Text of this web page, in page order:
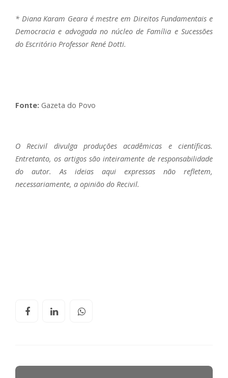
* Diana Karam Geara é mestre em Direitos Fundamentais e
Democracia e advogada no núcleo de Família e Sucessões
do Escritório Professor René Dotti.
Fonte: Gazeta do Povo
O Recivil divulga produções acadêmicas e científicas.
Entretanto, os artigos são inteiramente de responsabilidade
do autor. As ideias aqui expressas não refletem,
necessariamente, a opinião do Recivil.